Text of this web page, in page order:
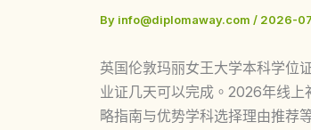
By info@diplomaway.com / 2026-
英国伦敦玛丽女王大学本科学位
业证几天可以完成。2026年线
略指南与优势学科选择理由推荐